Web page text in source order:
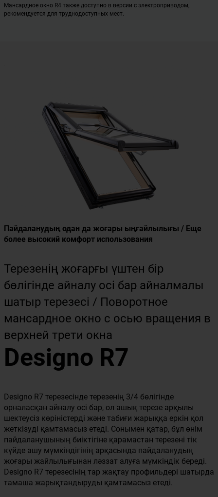
Мансардное окно R4 также доступно в версии с электроприводом,
рекомендуется для труднодоступных мест.
Пайдаланудың одан да жоғары ыңғайлылығы / Еще
более высокий комфорт использования
Терезенің жоғарғы үштен бір
бөлігінде айналу осі бар айналмалы
шатыр терезесі / Поворотное
мансардное окно с осью вращения в
верхней трети окна
Designo R7
Designo R7 терезесінде терезенің 3/4 бөлігінде
орналасқан айналу осі бар, ол ашық терезе арқылы
шектеусіз көріністерді және табиғи жарыққа еркін қол
жеткізуді қамтамасыз етеді. Сонымен қатар, бұл өнім
пайдаланушының биіктігіне қарамастан терезені тік
күйде ашу мүмкіндігінің арқасында пайдаланудың
жоғары жайлылығынан ләззат алуға мүмкіндік береді.
Designo R7 терезесінің тар жақтау профильдері шатырда
тамаша жарықтандыруды қамтамасыз етеді.